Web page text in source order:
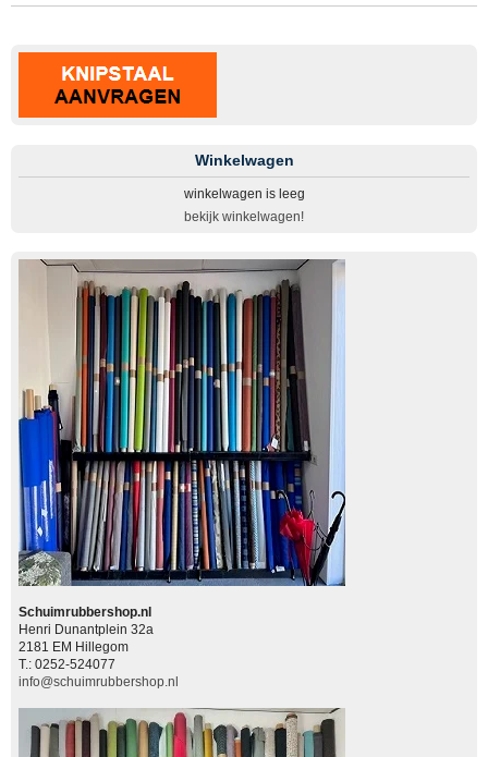
Winkelwagen
winkelwagen is leeg
bekijk winkelwagen!
Schuimrubbershop.nl
Henri Dunantplein 32a
2181 EM Hillegom
T.: 0252-524077
info@schuimrubbershop.nl